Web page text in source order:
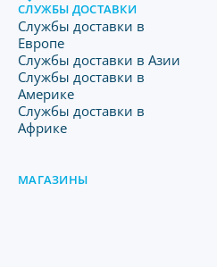
СЛУЖБЫ ДОСТАВКИ
Службы доставки в
Европе
Службы доставки в Азии
Службы доставки в
Америке
Службы доставки в
Африке
МАГАЗИНЫ